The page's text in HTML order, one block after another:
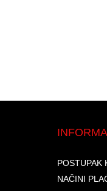
POSTUPAK
NAČINI